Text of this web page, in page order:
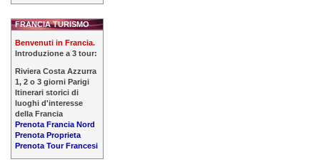
FRANCIA TURISMO
Benvenuti in Francia.
Introduzione a 3 tour:
Riviera Costa Azzurra
1, 2 o 3 giorni Parigi
Itinerari storici di
luoghi d'interesse
della Francia
Prenota Francia Nord
Prenota Proprieta
Prenota Tour Francesi